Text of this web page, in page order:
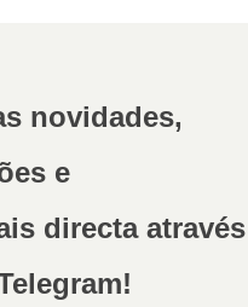
novidades,
e
directa através